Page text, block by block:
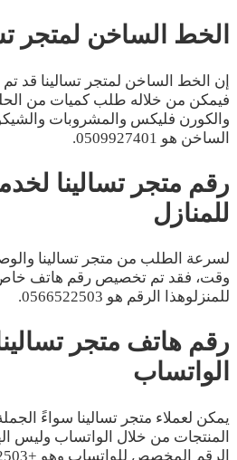
الخط الساخن لمتجر
إن الخط الساخن لمتجر تسالينا قد
فيمكن من خلاله طلب كميات من
والكورن فليكس والمشروبات
الساخن هو 0509927401.
رقم متجر تسالينا
للمنازل
لسرعة الطلب من متجر تسالينا
وقت، فقد تم تخصيص رقم هاتف
للمنزلوهذا الرقم هو 0566522503.
رقم هاتف متجر
الواتساب
يمكن لعملاء متجر تسالينا سواءً
المنتجات من خلال الواتساب وليس
الرقم المخصص للواتساب وهو +966566522503.